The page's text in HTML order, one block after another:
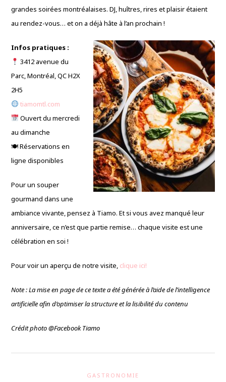
grandes soirées montréalaises. DJ, huîtres, rires et plaisir étaient
au rendez-vous… et on a déjà hâte à l’an prochain !
Infos pratiques :
3412 avenue du
Parc, Montréal, QC H2X
2H5
tiamomtl.com
Ouvert du mercredi
au dimanche
🍽 Réservations en
ligne disponibles
Pour un souper
gourmand dans une
ambiance vivante, pensez à Tiamo. Et si vous avez manqué leur
anniversaire, ce n’est que partie remise… chaque visite est une
célébration en soi !
Pour voir un aperçu de notre visite, clique ici!
Note : La mise en page de ce texte a été générée à l’aide de l’intelligence
artificielle afin d’optimiser la structure et la lisibilité du contenu
Crédit photo @Facebook Tiamo
GASTRONOMIE